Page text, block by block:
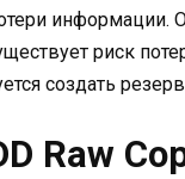
информации.
риск
создать
Raw